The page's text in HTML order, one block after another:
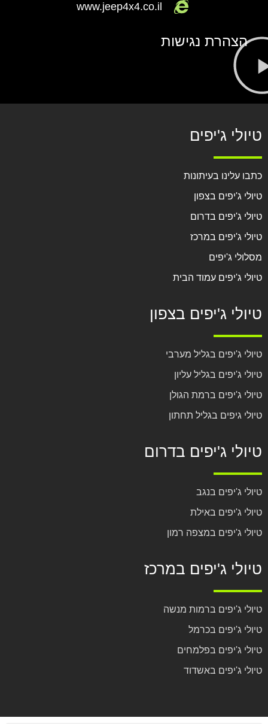
www.jeep4x4.co.il
הצהרת נגישות
טיולי ג'יפים
כתבו עלינו בעיתונות
טיולי ג'יפים בצפון
טיולי ג'יפים בדרום
טיולי ג'יפים במרכז
מסלולי ג'יפים
טיולי ג'יפים עמוד הבית
טיולי ג'יפים בצפון
טיולי ג'יפים בגליל מערבי
טיולי ג'יפים בגליל עליון
טיולי ג'יפים ברמת הגולן
טיולי גיפים בגליל תחתון
טיולי ג'יפים בדרום
טיולי ג'יפים בנגב
טיולי ג'יפים באילת
טיולי ג'יפים במצפה רמון
טיולי ג'יפים במרכז
טיולי ג'יפים ברמות מנשה
טיולי ג'יפים בכרמל
טיולי ג'יפים בפלמחים
טיולי ג'יפים באשדוד